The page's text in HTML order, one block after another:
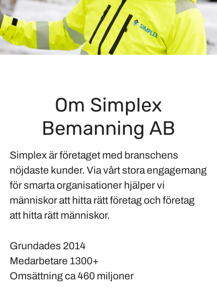
Om Simplex
Bemanning AB
Simplex är företaget med branschens
nöjdaste kunder. Via vårt stora engagemang
för smarta organisationer hjälper vi
människor att hitta rätt företag och företag
att hitta rätt människor.
Grundades 2014
Medarbetare 1300+
Omsättningca 460 miljoner